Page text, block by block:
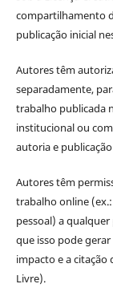
compartilhamento
publicação inicial
Autores têm
separadamente,
trabalho publicada
institucional ou
autoria e
Autores têm
trabalho online
pessoal) a
que isso pode
impacto e a citação
Livre).